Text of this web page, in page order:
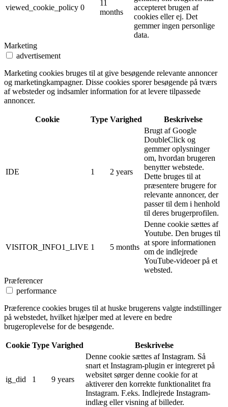
viewed_cookie_policy 0
11
months
accepteret brugen af ​​
cookies eller ej. Det
gemmer ingen personlige
data.
Marketing
advertisement
Marketing cookies bruges til at give besøgende relevante annoncer
og marketingkampagner. Disse cookies sporer besøgende på tværs
af websteder og indsamler information for at levere tilpassede
annoncer.
Cookie Type Varighed Beskrivelse
IDE 1 2 years
Brugt af Google
DoubleClick og
gemmer oplysninger
om, hvordan brugeren
benytter webstede.
Dette bruges til at
præsentere brugere for
relevante annoncer, der
passer til dem i henhold
til deres brugerprofilen.
VISITOR_INFO1_LIVE 1 5 months
Denne cookie sættes af
Youtube. Den bruges til
at spore informationen
om de indlejrede
YouTube-videoer på et
websted.
Præferencer
performance
Præference cookies bruges til at huske brugerens valgte indstillinger
på webstedet, hvilket hjælper med at levere en bedre
brugeroplevelse for de besøgende.
Cookie Type Varighed Beskrivelse
ig_did 1 9 years
Denne cookie sættes af Instagram. Så
snart et Instagram-plugin er integreret på
websitet sørger denne cookie for at
aktiverer den korrekte funktionalitet fra
Instagram. F.eks. Indlejrede Instagram-
indlæg eller visning af billeder.